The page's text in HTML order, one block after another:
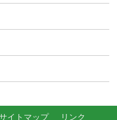
イトマップ
リンク